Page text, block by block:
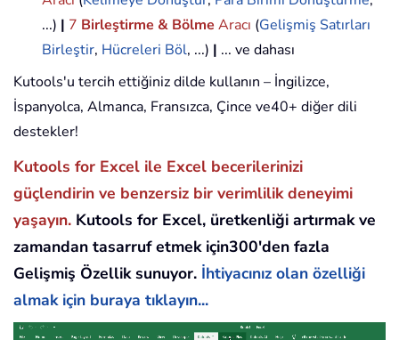
...) | 7 Birleştirme & Bölme Aracı (Gelişmiş Satırları
Birleştir, Hücreleri Böl, ...) | ... ve dahası
Kutools'u tercih ettiğiniz dilde kullanın – İngilizce,
İspanyolca, Almanca, Fransızca, Çince ve40+ diğer dili
destekler!
Kutools for Excel ile Excel becerilerinizi
güçlendirin ve benzersiz bir verimlilik deneyimi
yaşayın. Kutools for Excel, üretkenliği artırmak ve
zamandan tasarruf etmek için300'den fazla
Gelişmiş Özellik sunuyor. İhtiyacınız olan özelliği
almak için buraya tıklayın...